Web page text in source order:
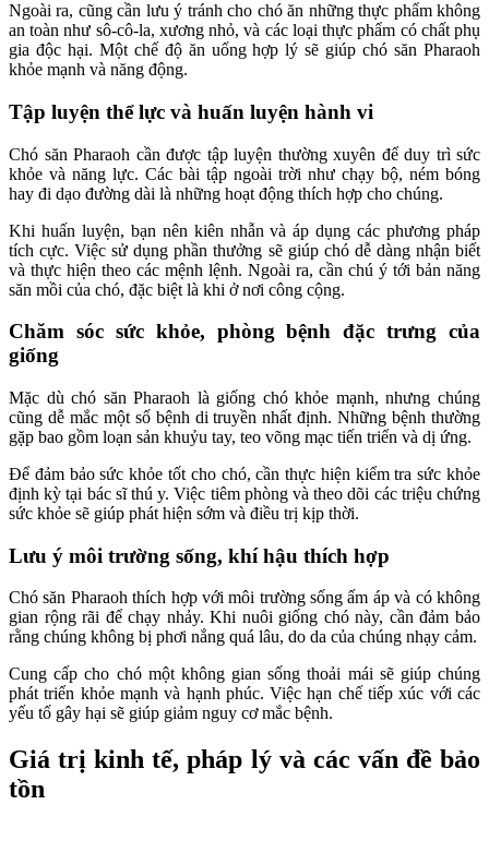
Ngoài ra, cũng cần lưu ý tránh cho chó ăn những thực phẩm không
an toàn như sô-cô-la, xương nhỏ, và các loại thực phẩm có chất phụ
gia độc hại. Một chế độ ăn uống hợp lý sẽ giúp chó săn Pharaoh
khỏe mạnh và năng động.
Tập luyện thể lực và huấn luyện hành vi
Chó săn Pharaoh cần được tập luyện thường xuyên để duy trì sức
khỏe và năng lực. Các bài tập ngoài trời như chạy bộ, ném bóng
hay đi dạo đường dài là những hoạt động thích hợp cho chúng.
Khi huấn luyện, bạn nên kiên nhẫn và áp dụng các phương pháp
tích cực. Việc sử dụng phần thưởng sẽ giúp chó dễ dàng nhận biết
và thực hiện theo các mệnh lệnh. Ngoài ra, cần chú ý tới bản năng
săn mồi của chó, đặc biệt là khi ở nơi công cộng.
Chăm sóc sức khỏe, phòng bệnh đặc trưng của
giống
Mặc dù chó săn Pharaoh là giống chó khỏe mạnh, nhưng chúng
cũng dễ mắc một số bệnh di truyền nhất định. Những bệnh thường
gặp bao gồm loạn sản khuỷu tay, teo võng mạc tiến triển và dị ứng.
Để đảm bảo sức khỏe tốt cho chó, cần thực hiện kiểm tra sức khỏe
định kỳ tại bác sĩ thú y. Việc tiêm phòng và theo dõi các triệu chứng
sức khỏe sẽ giúp phát hiện sớm và điều trị kịp thời.
Lưu ý môi trường sống, khí hậu thích hợp
Chó săn Pharaoh thích hợp với môi trường sống ấm áp và có không
gian rộng rãi để chạy nhảy. Khi nuôi giống chó này, cần đảm bảo
rằng chúng không bị phơi nắng quá lâu, do da của chúng nhạy cảm.
Cung cấp cho chó một không gian sống thoải mái sẽ giúp chúng
phát triển khỏe mạnh và hạnh phúc. Việc hạn chế tiếp xúc với các
yếu tố gây hại sẽ giúp giảm nguy cơ mắc bệnh.
Giá trị kinh tế, pháp lý và các vấn đề bảo
tồn